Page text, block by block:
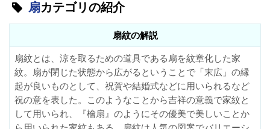
扇カテゴリの紹介
扇紋の解説
扇紋とは、涼を取るための道具である扇を紋章化した家
紋。扇が閉じた状態から広がるということで「末広」の縁
起が良いものとして、祝賀や結婚式などに用いられるなど
祝の意を表した。このようなことから吉祥の意義で家紋と
して用いられ、『檜扇』のようにその優美で美しいことか